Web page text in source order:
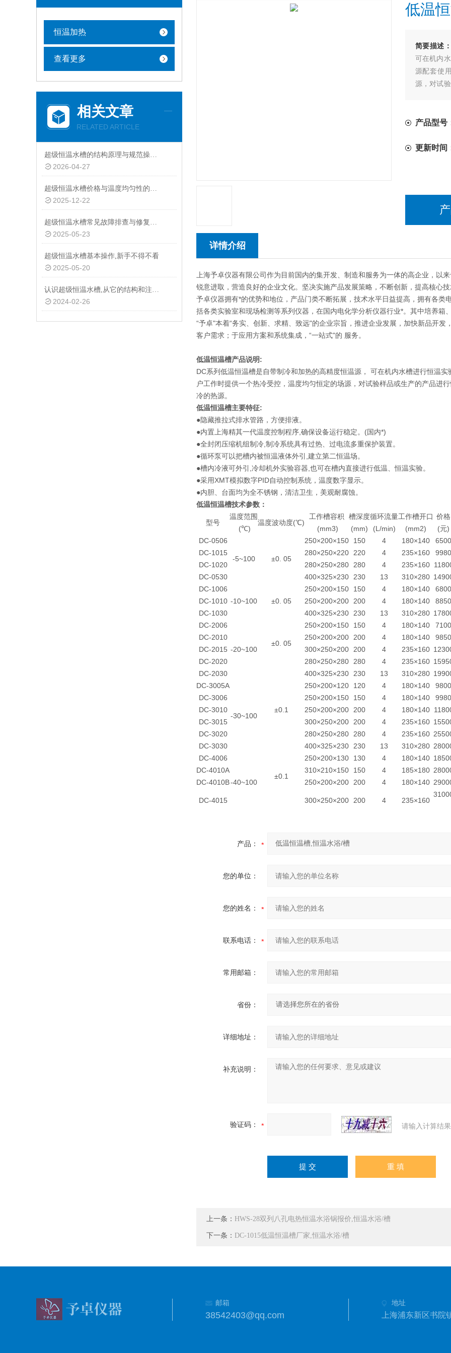
恒温加热
查看更多
相关文章
RELATED ARTICLE
超级恒温水槽的结构原理与规范操作维护指南
2026-04-27
超级恒温水槽价格与温度均匀性的关系：精准控温的成本体现
2025-12-22
超级恒温水槽常见故障排查与修复指南
2025-05-23
超级恒温水槽基本操作,新手不得不看
2025-05-20
认识超级恒温水槽,从它的结构和注意事项开始
2024-02-26
低温
简要描述：
可在机内
源配套使
源，对试
产品型号
更新时间
详情介绍
上海予卓仪器有限公司作为目前国内的集开发、制造和服务为一体的高企业，以
锐意进取，营造良好的企业文化。坚决实施产品发展策略，不断创新，提高核心
予卓仪器拥有*的优势和地位，产品门类不断拓展，技术水平日益提高，拥有各
括各类实验室和现场检测等系列仪器，在国内电化学分析仪器行业*。其中培养箱
“予卓"本着“务实、创新、求精、致远"的企业宗旨，推进企业发展，加快新品开
客户需求；于应用方案和系统集成，“一站式"的 服务。
低温恒温槽产品说明:
DC系列低温恒温槽是自带制冷和加热的高精度恒温源， 可在机内水槽进行恒温
户工作时提供一个热冷受控，温度均匀恒定的场源，对试验样品或生产的产品进
冷的热源。
低温恒温槽主要特征:
●隐藏推拉式排水管路，方便排液。
●内置上海精其一代温度控制程序,确保设备运行稳定。(国内*)
●全封闭压缩机组制冷,制冷系统具有过热、过电流多重保护装置。
●循环泵可以把槽内被恒温液体外引,建立第二恒温场。
●槽内冷液可外引,冷却机外实验容器,也可在槽内直接进行低温、恒温实验。
●采用XMT模拟数字PID自动控制系统，温度数字显示。
●内胆、台面均为全不锈钢，清洁卫生，美观耐腐蚀。
低温恒温槽技术参数：
型号
温度范围
(℃)
温度波动度(℃)
工作槽容积
(mm3)
槽深度
(mm)
循环流量
(L/min)
工作槽开口
(mm2)
价格
(元)
DC-0506
-5~100 ±0. 05
250×200×150 150 4 180×140
6500
DC-1015
280×250×220 220 4 235×160
9980
DC-1020
280×250×280 280 4 235×160
DC-0530
400×325×230 230 13 310×280
DC-1006
-10~100
±0. 05
250×200×150 150 4 180×140
6800
DC-1010
250×200×200 200 4 180×140
8850
DC-1030
400×325×230 230 13 310×280
DC-2006
-20~100
±0. 05
250×200×150 150 4 180×140
7100
DC-2010
250×200×200 200 4 180×140
9850
DC-2015
300×250×200 200 4 235×160
DC-2020
280×250×280 280 4 235×160
DC-2030
400×325×230 230 13 310×280
DC-3005A
-30~100
±0.1
250×200×120 120 4 180×140
9800
DC-3006
250×200×150 150 4 180×140
9980
DC-3010
250×200×200 200 4 180×140
DC-3015
300×250×200 200 4 235×160
DC-3020
280×250×280 280 4 235×160
DC-3030
400×325×230 230 13 310×280
DC-4006
-40~100
±0.1
250×200×130 130 4 180×140
DC-4010A
310×210×150 150 4 185×180
DC-4010B
250×200×200 200 4 180×140
DC-4015 300×250×200 200 4 235×160
产品：
您的单位：
您的姓名：
联系电话：
常用邮箱：
省份：
详细地址：
补充说明：
验证码： 请输入计算结
上一条： HWS-28双列八孔电热恒温水浴锅报价,恒温水浴/槽
下一条： DC-1015低温恒温槽厂家,恒温水浴/槽
邮箱
38542403@qq.com
地址
上海浦东新区书院